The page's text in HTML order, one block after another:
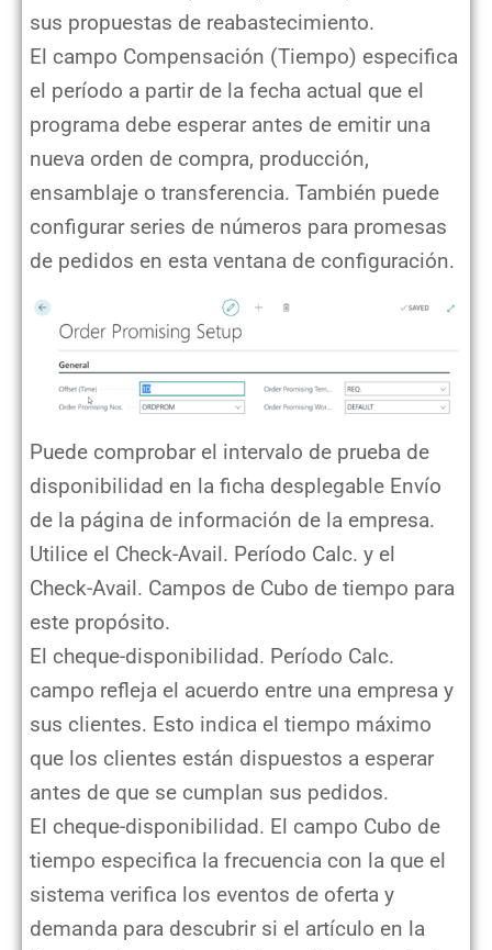
sus propuestas de reabastecimiento.
El campo Compensación (Tiempo) especifica
el período a partir de la fecha actual que el
programa debe esperar antes de emitir una
nueva orden de compra, producción,
ensamblaje o transferencia. También puede
configurar series de números para promesas
de pedidos en esta ventana de configuración.
Puede comprobar el intervalo de prueba de
disponibilidad en la ficha desplegable Envío
de la página de información de la empresa.
Utilice el Check-Avail. Período Calc. y el
Check-Avail. Campos de Cubo de tiempo para
este propósito.
El cheque-disponibilidad. Período Calc.
campo refleja el acuerdo entre una empresa y
sus clientes. Esto indica el tiempo máximo
que los clientes están dispuestos a esperar
antes de que se cumplan sus pedidos.
El cheque-disponibilidad. El campo Cubo de
tiempo especifica la frecuencia con la que el
sistema verifica los eventos de oferta y
demanda para descubrir si el artículo en la